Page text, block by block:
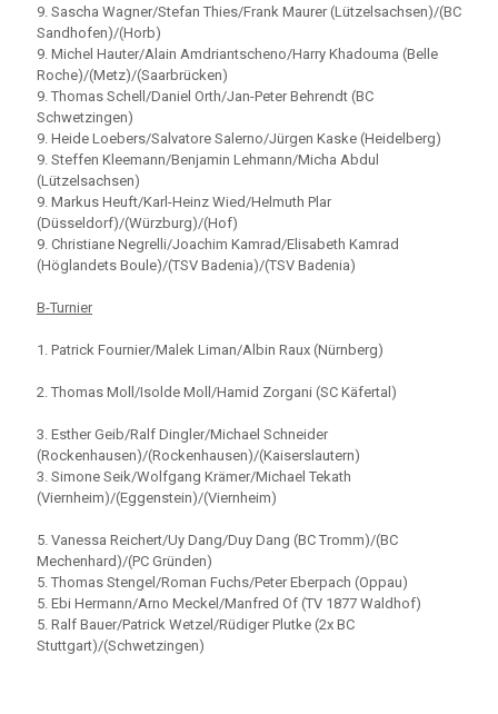
9. Sascha Wagner/Stefan Thies/Frank Maurer (Lützelsachsen)/(BC
Sandhofen)/(Horb)
9. Michel Hauter/Alain Amdriantscheno/Harry Khadouma (Belle
Roche)/(Metz)/(Saarbrücken)
9. Thomas Schell/Daniel Orth/Jan-Peter Behrendt (BC
Schwetzingen)
9. Heide Loebers/Salvatore Salerno/Jürgen Kaske (Heidelberg)
9. Steffen Kleemann/Benjamin Lehmann/Micha Abdul
(Lützelsachsen)
9. Markus Heuft/Karl-Heinz Wied/Helmuth Plar
(Düsseldorf)/(Würzburg)/(Hof)
9. Christiane Negrelli/Joachim Kamrad/Elisabeth Kamrad
(Höglandets Boule)/(TSV Badenia)/(TSV Badenia)
B-Turnier
1. Patrick Fournier/Malek Liman/Albin Raux (Nürnberg)
2. Thomas Moll/Isolde Moll/Hamid Zorgani (SC Käfertal)
3. Esther Geib/Ralf Dingler/Michael Schneider
(Rockenhausen)/(Rockenhausen)/(Kaiserslautern)
3. Simone Seik/Wolfgang Krämer/Michael Tekath
(Viernheim)/(Eggenstein)/(Viernheim)
5. Vanessa Reichert/Uy Dang/Duy Dang (BC Tromm)/(BC
Mechenhard)/(PC Gründen)
5. Thomas Stengel/Roman Fuchs/Peter Eberpach (Oppau)
5. Ebi Hermann/Arno Meckel/Manfred Of (TV 1877 Waldhof)
5. Ralf Bauer/Patrick Wetzel/Rüdiger Plutke (2x BC
Stuttgart)/(Schwetzingen)